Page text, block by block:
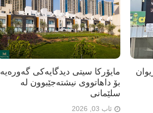
مایۆرکا سیتی دیدگایەکی گەورەیە
بۆ داهاتووی نیشتەجێبوون لە
سلێمانی
ئاب 03, 2026